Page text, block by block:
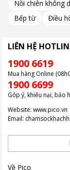
ở mọi vị trí trong
nước
Bình chứa nước
tục trong nhiều giờ
Thiết kế thang đo
ứng hiện đại cùng
Nồi chiên không
Bếp từ
Điều
LIÊN HỆ
1900 6619
Mua hàng Online
1900 6699
Góp ý, khiếu nại, bảo
Website: www.pico.vn
Email:
Về Pico